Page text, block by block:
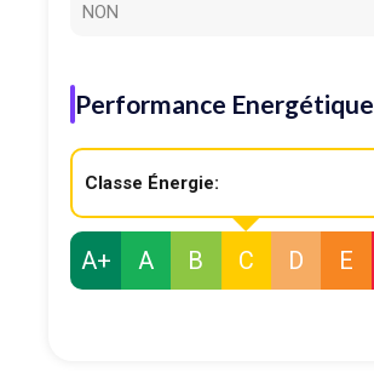
NON
Performance Energétique
Classe Énergie:
A+ A B C D E